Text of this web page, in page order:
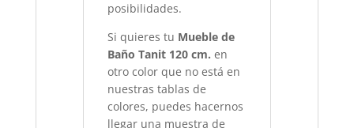
posibilidades.
Si quieres tu Mueble de
Baño Tanit 120 cm. en
otro color que no está en
nuestras tablas de
colores, puedes hacernos
llegar una muestra de